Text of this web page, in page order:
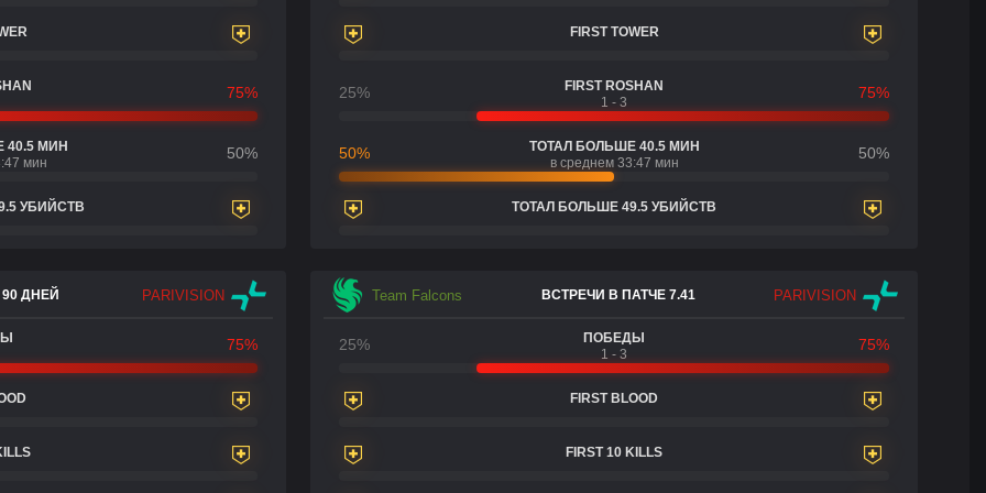
75%
МИН
мин
50%
УБИЙСТВ
FIRST TOWER
25%
FIRST ROSHAN
1 - 3
75%
50%
ТОТАЛ БОЛЬШЕ 40.5 МИН
в среднем 33:47 мин
50%
ТОТАЛ БОЛЬШЕ 49.5 УБИЙСТВ
ДНЕЙ PARIVISION
75%
Team Falcons ВСТРЕЧИ В ПАТЧЕ 7.41 PARIVISION
25%
ПОБЕДЫ
1 - 3
75%
FIRST BLOOD
FIRST 10 KILLS